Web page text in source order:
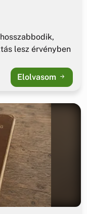
lesz érvényben
Elolvasom